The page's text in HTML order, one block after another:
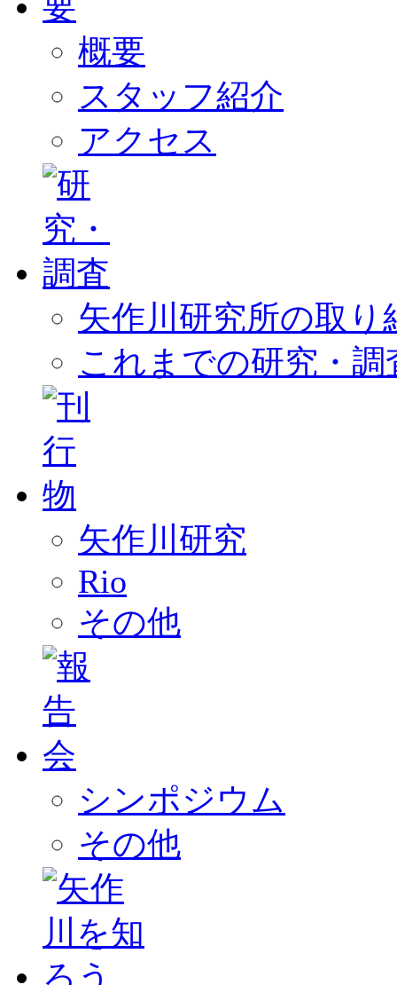
概要
スタッフ紹介
アクセス
矢作川研究所の取り
これまでの研究・調
矢作川研究
Rio
その他
シンポジウム
その他